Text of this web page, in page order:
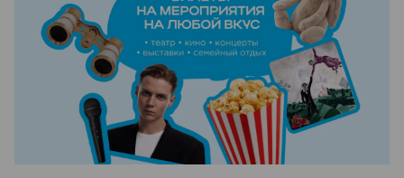
ЭФФЕКТИВНАЯ РЕКЛАМА НА САЙТЕ